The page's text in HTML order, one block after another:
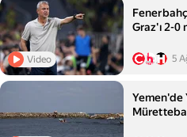
Video
Graz'ı 2-0
5
Yemen'de